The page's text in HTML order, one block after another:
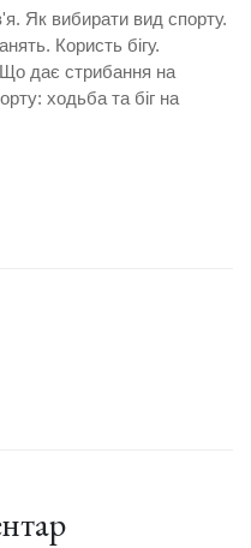
Як вибирати вид спорту.
Користь бігу.
дає стрибання на
ходьба та біг на